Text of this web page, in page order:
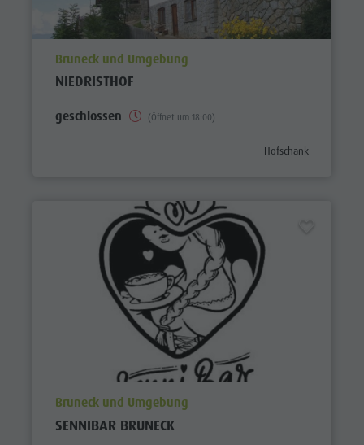
aria.poi_location_prefix
Bruneck und Umgebung
NIEDRISTHOF
geschlossen (Öffnet um 18:00)
Hofschank
aria.poi_location_prefix
Bruneck und Umgebung
SENNIBAR BRUNECK